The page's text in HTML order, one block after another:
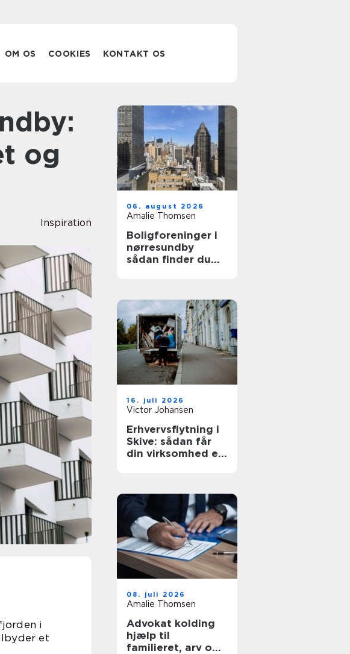
OM OS COOKIES KONTAKT OS
og
Inspiration
i
et
06. august 2026
Amalie Thomsen
Boligforeninger i
nørresundby
sådan finder du
16. juli 2026
Victor Johansen
Erhvervsflytning i
Skive: sådan får
din virksomhed en
08. juli 2026
Amalie Thomsen
Advokat kolding
hjælp til
familieret, arv og